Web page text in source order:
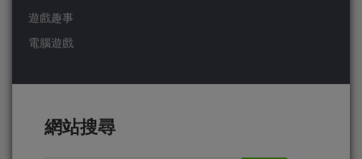
遊戲趣事
電腦遊戲
網站搜尋